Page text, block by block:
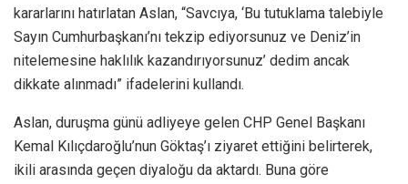
kararlarını hatırlatan Aslan, “Savcıya, ‘Bu tutuklama talebiyle
Sayın Cumhurbaşkanı’nı tekzip ediyorsunuz ve Deniz’in
nitelemesine haklılık kazandırıyorsunuz’ dedim ancak
dikkate alınmadı” ifadelerini kullandı.
Aslan, duruşma günü adliyeye gelen CHP Genel Başkanı
Kemal Kılıçdaroğlu’nun Göktaş’ı ziyaret ettiğini belirterek,
ikili arasında geçen diyaloğu da aktardı. Buna göre